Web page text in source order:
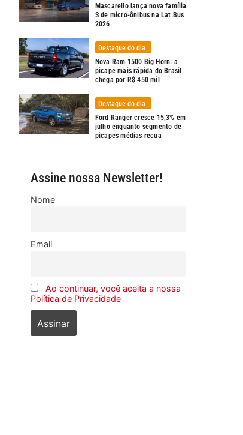
Mascarello lança nova família
S de micro-ônibus na Lat.Bus
2026
Destaque do dia
Nova Ram 1500 Big Horn: a
picape mais rápida do Brasil
chega por R$ 450 mil
Destaque do dia
Ford Ranger cresce 15,3% em
julho enquanto segmento de
picapes médias recua
Assine nossa Newsletter!
Nome
Email
Ao continuar, você aceita a nossa
Política de Privacidade